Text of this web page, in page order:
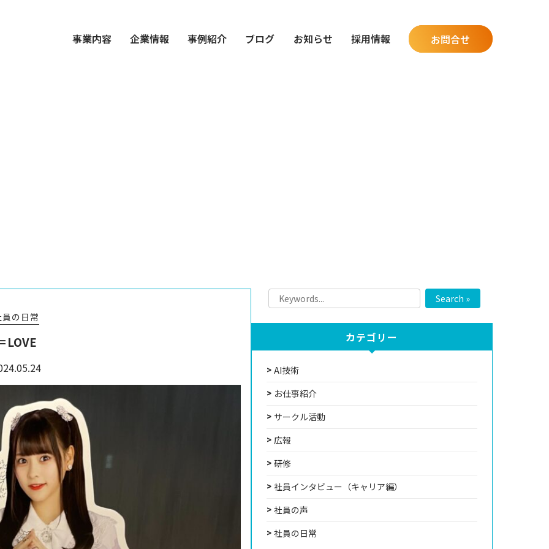
事業内容 企業情報 事例紹介 ブログ お知らせ 採用情報 お問合せ
員の日常
LOVE
Search »
カテゴリー
AI技術
お仕事紹介
サークル活動
広報
研修
社員インタビュー（キャリア編）
社員の声
社員の日常